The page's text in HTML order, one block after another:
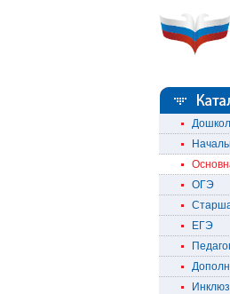
ОГЭ
ЕГЭ